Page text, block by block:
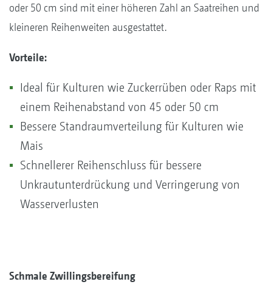
oder 50 cm sind mit einer höheren Zahl an Saatreihen und
kleineren Reihenweiten ausgestattet.
Vorteile:
Ideal für Kulturen wie Zuckerrüben oder Raps mit
einem Reihenabstand von 45 oder 50 cm
Bessere Standraumverteilung für Kulturen wie
Mais
Schnellerer Reihenschluss für bessere
Unkrautunterdrückung und Verringerung von
Wasserverlusten
Schmale Zwillingsbereifung